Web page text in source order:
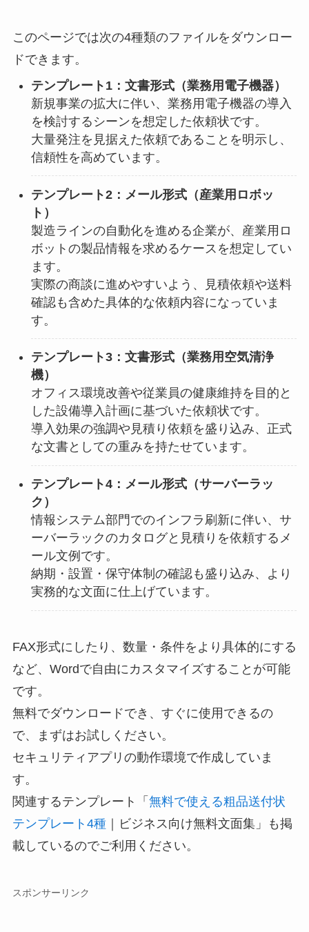
このページでは次の4種類のファイルをダウンロー
ドできます。
テンプレート1：文書形式（業務用電子機器）
新規事業の拡大に伴い、業務用電子機器の導入
を検討するシーンを想定した依頼状です。
大量発注を見据えた依頼であることを明示し、
信頼性を高めています。
テンプレート2：メール形式（産業用ロボッ
ト）
製造ラインの自動化を進める企業が、産業用ロ
ボットの製品情報を求めるケースを想定してい
ます。
実際の商談に進めやすいよう、見積依頼や送料
確認も含めた具体的な依頼内容になっていま
す。
テンプレート3：文書形式（業務用空気清浄
機）
オフィス環境改善や従業員の健康維持を目的と
した設備導入計画に基づいた依頼状です。
導入効果の強調や見積り依頼を盛り込み、正式
な文書としての重みを持たせています。
テンプレート4：メール形式（サーバーラッ
ク）
情報システム部門でのインフラ刷新に伴い、サ
ーバーラックのカタログと見積りを依頼するメ
ール文例です。
納期・設置・保守体制の確認も盛り込み、より
実務的な文面に仕上げています。
FAX形式にしたり、数量・条件をより具体的にする
など、Wordで自由にカスタマイズすることが可能
です。
無料でダウンロードでき、すぐに使用できるの
で、まずはお試しください。
セキュリティアプリの動作環境で作成していま
す。
関連するテンプレート「 無料で使える粗品送付状
テンプレート4種｜ビジネス向け無料文面集」も掲
載しているのでご利用ください。
スポンサーリンク